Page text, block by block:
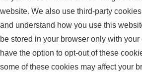
website. We also use third-party
and understand how you use this
be stored in your browser only with
have the option to opt-out of these
some of these cookies may affect your